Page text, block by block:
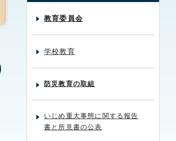
教育委員会
学校教育
防災教育の取組
いじめ重大事態に関する報告
書と所見書の公表